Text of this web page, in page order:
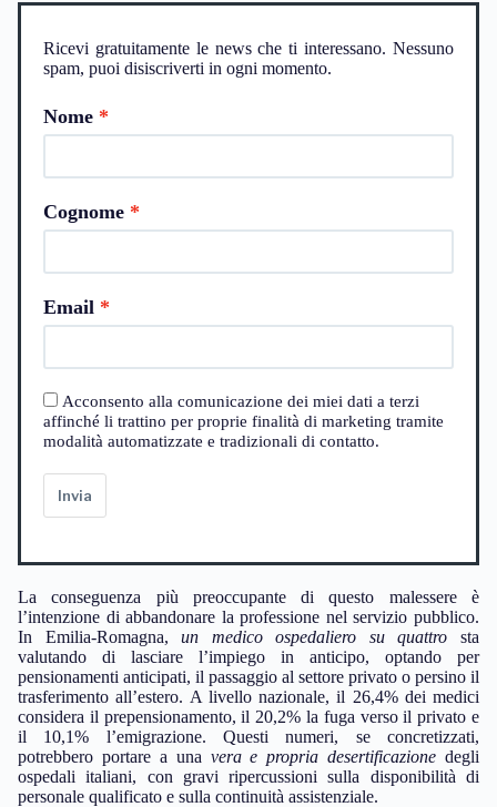
Ricevi gratuitamente le news che ti interessano. Nessuno
spam, puoi disiscriverti in ogni momento.
Nome
Cognome
Email
Acconsento alla comunicazione dei miei dati a terzi
affinché li trattino per proprie finalità di marketing tramite
modalità automatizzate e tradizionali di contatto.
Invia
La conseguenza più preoccupante di questo malessere è
l’intenzione di abbandonare la professione nel servizio pubblico.
In Emilia-Romagna,un medico ospedaliero su quattro sta
valutando di lasciare l’impiego in anticipo, optando per
pensionamenti anticipati, il passaggio al settore privato o persino il
trasferimento all’estero. A livello nazionale, il 26,4% dei medici
considera il prepensionamento, il 20,2% la fuga verso il privato e
il 10,1% l’emigrazione. Questi numeri, se concretizzati,
potrebbero portare a una vera e propria desertificazione degli
ospedali italiani, con gravi ripercussioni sulla disponibilità di
personale qualificato e sulla continuità assistenziale.